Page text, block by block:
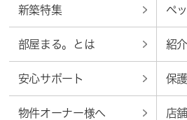
新築特集 ペ
部屋まる。とは 紹
安心サポート 保
物件オーナー様へ 店